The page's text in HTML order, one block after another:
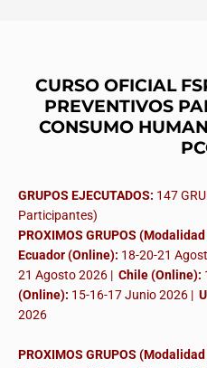
CURSO OFICIAL
PREVENTIVOS
CONSUMO
GRUPOS EJECUTADOS: 147
Participantes)
PROXIMOS GRUPOS
Ecuador (Online): 18-20-21
21 Agosto 2026 | Chile (Online):
(Online): 15-16-17 Junio 2026 |
2026
PROXIMOS GRUPOS